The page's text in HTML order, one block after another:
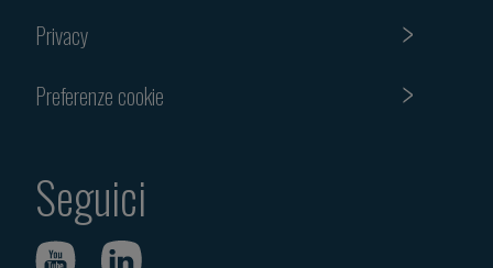
Privacy
Preferenze cookie
Seguici